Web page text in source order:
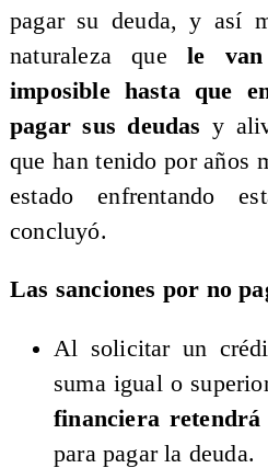
pagar su deuda, y así
naturaleza quele
imposible hasta que
pagar sus deudas y
que han tenido por años
estado enfrentando
concluyó.
Las sanciones por no
Al solicitar un
suma igual o
financiera
para pagar la deuda.